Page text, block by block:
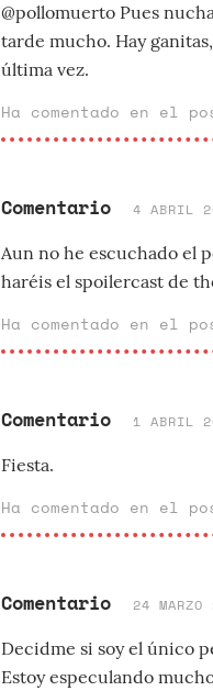
@pollomuerto Pues
tarde mucho. Hay
última vez.
Ha comentado en el
Comentario 4 ABRIL
Aun no he escuchado el
haréis el spoilercast de
Ha comentado en el
Comentario 1 ABRIL
Fiesta.
Ha comentado en el
Comentario 24
Decidme si soy el único
Estoy especulando